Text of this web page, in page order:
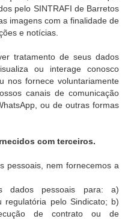
pelo SINTRAFI de Barretos
imagens com a finalidade de
e notícias.
tratamento de seus dados
ou interage conosco
nos fornece voluntariamente
canais de comunicação
ou de outras formas
com terceiros.
pessoais, nem fornecemos a
dados pessoais para: a)
regulatória pelo Sindicato; b)
de contrato ou de